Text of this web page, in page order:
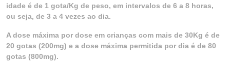
idade é de 1 gota/Kg de peso, em intervalos de 6 a 8 horas,
ou seja, de 3 a 4 vezes ao dia.
A dose máxima por dose em crianças com mais de 30Kg é de
20 gotas (200mg) e a dose máxima permitida por dia é de 80
gotas (800mg).